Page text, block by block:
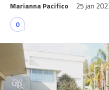
Marianna Pacifico 25 jan
0